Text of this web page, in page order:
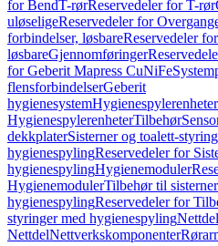
for BendT-rørReservedeler for T-rør
uløseligeReservedeler for
forbindelser, løsbareReservedeler
løsbareGjennomføringer
for Geberit Mapress CuNiFe
flensforbindelserGeberit
hygienesystemHygienespylerenheter
HygienespylerenheterTilbehør
dekkplaterSisterner og toalett-
hygienespylingReservedeler for
hygienespylingHygienemoduler
HygienemodulerTilbehør til
hygienespylingReservedeler for
styringer med hygienespylingNettdel
NettdelNettverkskomponenter